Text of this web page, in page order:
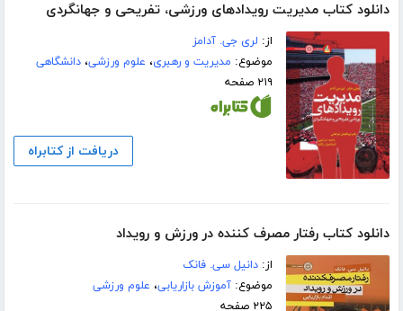
دانلود کتاب مدیریت رویدادهای ورزشی، تفریحی و جهانگردی
از: لری جی. آدامز
موضوع: مدیریت و رهبری، علوم ورزشی،دانشگاهی
۲۱۹ صفحه
دریافت از کتابراه
دانلود کتاب رفتار مصرف کننده در ورزش و رویداد
از:دانیل سی. فانک
موضوع:آموزش بازاریابی، علوم ورزشی
۲۲۵ صفحه